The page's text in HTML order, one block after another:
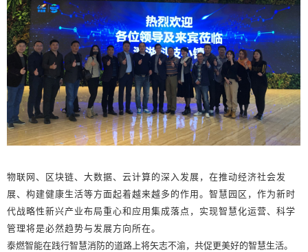
物联网、区块链、大数据、云计算的深入发展，在推动经济社会发
展、构建健康生活等方面起着越来越多的作用。智慧园区，作为新时
代战略性新兴产业布局重心和应用集成落点，实现智慧化运营、科学
管理将是必然趋势与发展方向所在。
泰燃智能在践行智慧消防的道路上将矢志不渝，共促更美好的智慧生活。